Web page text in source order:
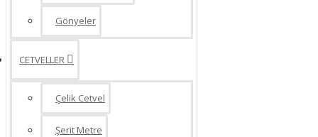
Gönyeler
CETVELLER
Çelik Cetvel
Şerit Metre